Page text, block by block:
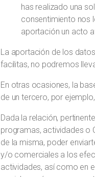
has realizado una
consentimiento nos
aportación un acto
La aportación de los
facilitas, no podremos
En otras ocasiones, la
de un tercero, por
Dada la relación,
programas, actividades o
de la misma, poder
y/o comerciales a los
actividades, así como en